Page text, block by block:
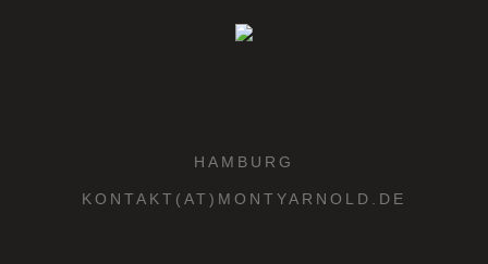
HAMBURG
KONTAKT(AT)MONTYARNOLD.DE